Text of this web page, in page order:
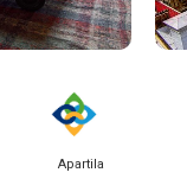
Apartila